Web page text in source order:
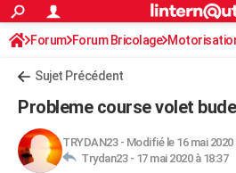
ACTUALITÉS
Politique
Société
Faits Divers
Education
Monde
Villes
+
FINANCE
Retraite
Impôts
Epargne
Immobilier
Risques naturels par ville
Banque
Assurance
Crédit
AUTO
S'inscrire
Connexion
Forum Forum Bricolage
Sujet Précédent
Probleme course volet
TRYDAN23- Modifié le 16 mai 2020
Trydan23 - 17 mai 2020 à 18:37